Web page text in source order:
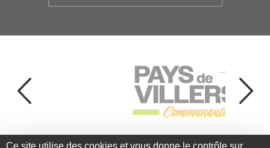
Ce site utilise des cookies et vous donne le contrôle sur